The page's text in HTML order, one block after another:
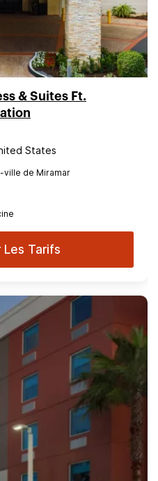
& Suites Ft.
States
ville de Miramar
Les Tarifs